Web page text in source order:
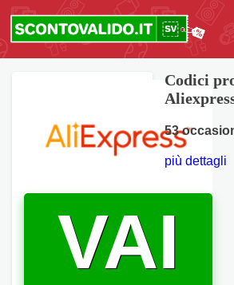
VAI
Codici
53
più dettagli